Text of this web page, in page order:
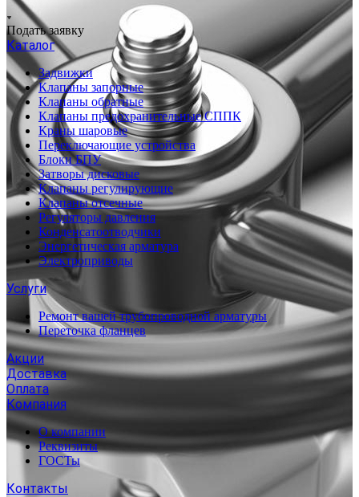
Подать заявку
Каталог
Задвижки
Клапаны запорные
Клапаны обратные
Клапаны предохранительные СППК
Краны шаровые
Переключающие устройства
Блоки БПУ
Затворы дисковые
Клапаны регулирующие
Клапаны отсечные
Регуляторы давления
Конденсатоотводчики
Энергетическая арматура
Электроприводы
Услуги
Ремонт вашей трубопроводной арматуры
Переточка фланцев
Акции
Доставка
Оплата
Компания
О компании
Реквизиты
ГОСТы
Контакты